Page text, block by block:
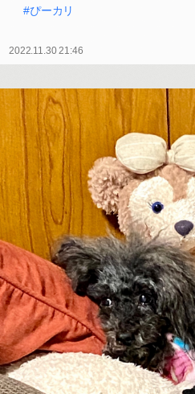
#ぴーカリ
2022.11.30 21:46